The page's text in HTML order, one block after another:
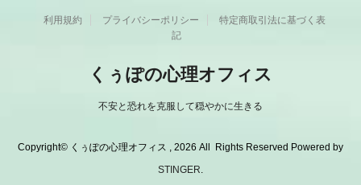
利用規約 プライバシーポリシー
特定商取引法に基づく表
記
くぅぽの心理オフィス
不安と恐れを克服して穏やかに生きる
Copyright© くぅぽの心理オフィス , 2026 All Rights Reserved Powered by
STINGER.